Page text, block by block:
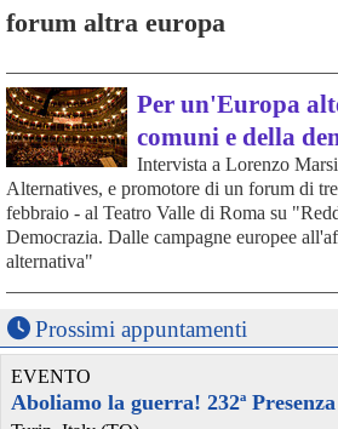
forum altra europa
Per un'Europa
comuni e della
Intervista a Lorenzo
Alternatives, e promotore di un forum di
febbraio - al Teatro Valle di Roma su
Democrazia. Dalle campagne europee
alternativa"
Prossimi appuntamenti
EVENTO
Aboliamo la guerra! 232ª